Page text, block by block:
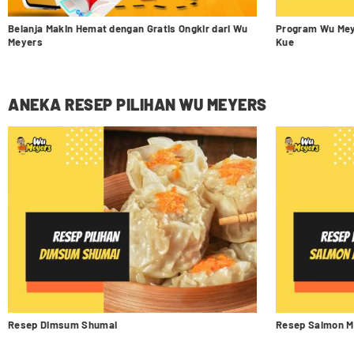
Belanja Makin Hemat dengan Gratis Ongkir dari Wu
Meyers
Program Wu
Kue
ANEKA RESEP PILIHAN WU MEYERS
Resep Dimsum Shumai Resep Salmon